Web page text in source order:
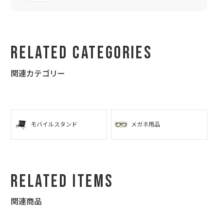
Related Categories
関連カテゴリー
モバイルスタンド メガネ用品
Related Items
関連商品